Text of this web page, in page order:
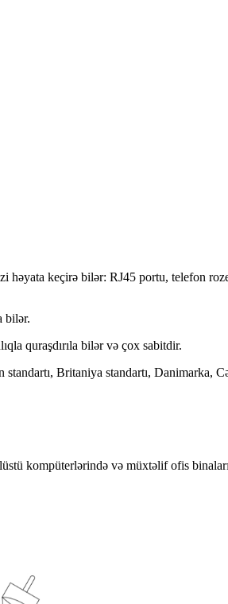
həyata keçirə bilər: RJ45 portu, telefon
bilər.
quraşdırıla bilər və çox sabitdir.
Britaniya standartı, Danimarka,
kompüterlərində və müxtəlif ofis